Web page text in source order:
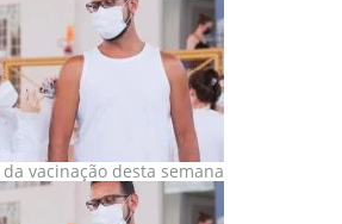
vacinação desta semana